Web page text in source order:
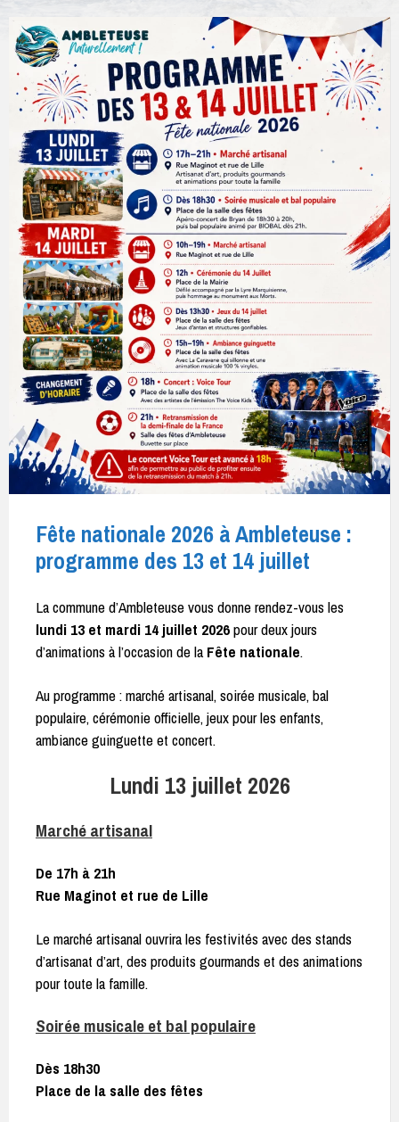
Fête nationale 2026 à Ambleteuse :
programme des 13 et 14 juillet
La commune d’Ambleteuse vous donne rendez-vous les
lundi 13 et mardi 14 juillet 2026pour deux jours
d’animations à l’occasion de la Fête nationale.
Au programme : marché artisanal, soirée musicale, bal
populaire, cérémonie officielle, jeux pour les enfants,
ambiance guinguette et concert.
Lundi 13 juillet 2026
Marché artisanal
De 17h à 21h
Rue Maginot et rue de Lille
Le marché artisanal ouvrira les festivités avec des stands
d’artisanat d’art, des produits gourmands et des animations
pour toute la famille.
Soirée musicale et bal populaire
Dès 18h30
Place de la salle des fêtes